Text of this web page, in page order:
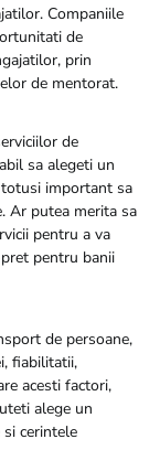
Companiile
de
prin
de mentorat.
de
sa alegeti un
important sa
Ar putea merita sa
pentru a va
pentru banii
de persoane,
fiabilitatii,
acesti factori,
alege un
cerintele